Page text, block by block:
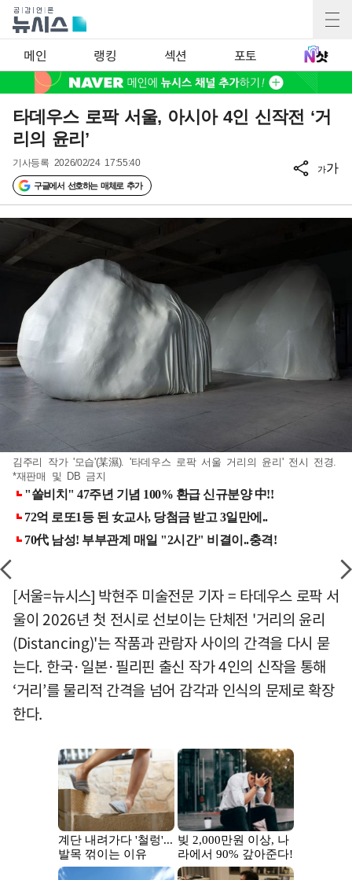
메인 랭킹 섹션 포토
타데우스 로팍 서울, 아시아 4인 신작전 ‘거
리의 윤리’
기사등록 2026/02/24 17:55:40
구글에서 선호하는 매체로 추가
가가
김주리 작가 '모습'(某濕). '타데우스 로팍 서울 거리의 윤리' 전시 전경.
*재판매 및 DB 금지
[서울=뉴시스] 박현주 미술전문 기자 = 타데우스 로팍 서
울이 2026년 첫 전시로 선보이는 단체전 '거리의 윤리
(Distancing)'는 작품과 관람자 사이의 간격을 다시 묻
는다. 한국·일본·필리핀 출신 작가 4인의 신작을 통해
‘거리’를 물리적 간격을 넘어 감각과 인식의 문제로 확장
한다.